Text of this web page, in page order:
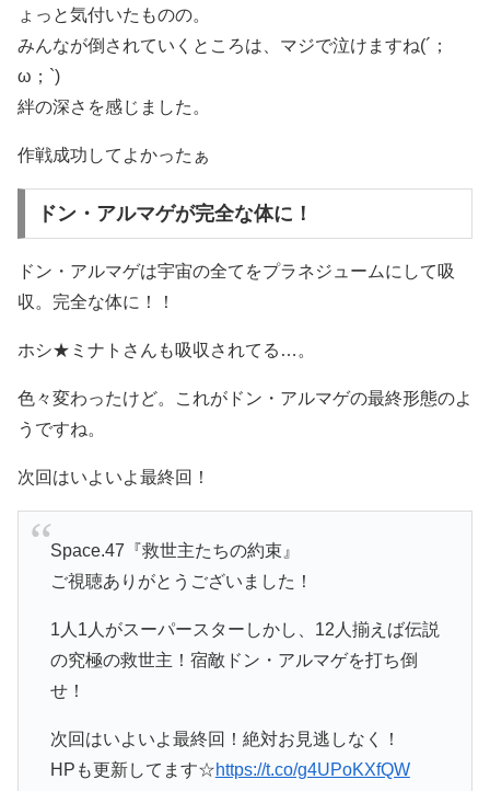
ょっと気付いたものの。
みんなが倒されていくところは、マジで泣けますね(´；
ω；`)
絆の深さを感じました。
作戦成功してよかったぁ
ドン・アルマゲが完全な体に！
ドン・アルマゲは宇宙の全てをプラネジュームにして吸
収。完全な体に！！
ホシ★ミナトさんも吸収されてる…。
色々変わったけど。これがドン・アルマゲの最終形態のよ
うですね。
次回はいよいよ最終回！
Space.47『救世主たちの約束』
ご視聴ありがとうございました！
1人1人がスーパースターしかし、12人揃えば伝説
の究極の救世主！宿敵ドン・アルマゲを打ち倒
せ！
次回はいよいよ最終回！絶対お見逃しなく！
HPも更新してます☆https://t.co/g4UPoKXfQW